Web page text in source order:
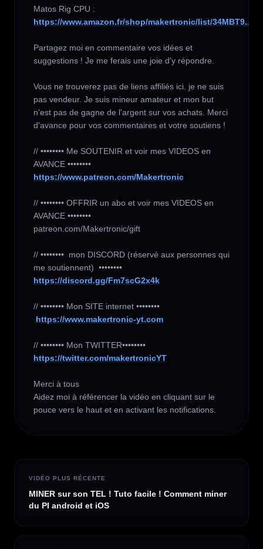
https://www.amazon.fr/shop/makertronic/list/34MBT9...
Partagez moi en commentaire vos idées et
suggestions ! Je me ferais une joie d'y répondre.
Vous ne trouverez pas de liens affiliés ici. je ne suis
pas vendeur. Je suis mineur amateur et mon but
n'est pas de gagne de l'argent sur vos achats. Merci
d'avance pour vos commentaires et votre soutiens !
// •••••••• Me SOUTENIR et voir mes VIDEOS en
https://www.patreon.com/Makertronic
// •••••••• OFFRIR un abo et voir mes VIDEOS en
AVANCE ••••••••
patreon.com/Makertronic/gift
// ••••••••  mon DISCORD (réservé aux personnes qui
https://discord.gg/Fm7scG2x4k
// •••••••• Mon SITE internet ••••••••
https://www.makertronic-yt.com
https://twitter.com/makertronicYT
Merci à tous
Aidez moi à référencer la vidéo en cliquant sur le
pouce vers le haut et en activant les notifications.
VIDÉO PLUS RÉCENTE
MINER sur son TEL ! Tuto facile ! Comment miner
du PI android et iOS